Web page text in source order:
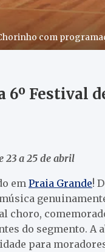
com
6º Festival
23 a 25 de abril
em Praia Grande!
choro,
do segmento. A
para